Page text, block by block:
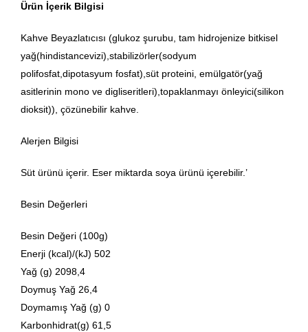
Ürün İçerik Bilgisi
Kahve Beyazlatıcısı (glukoz şurubu, tam hidrojenize bitkisel
yağ(hindistancevizi),stabilizörler(sodyum
polifosfat,dipotasyum fosfat),süt proteini, emülgatör(yağ
asitlerinin mono ve digliseritleri),topaklanmayı önleyici(silikon
dioksit)), çözünebilir kahve.
Alerjen Bilgisi
Süt ürünü içerir. Eser miktarda soya ürünü içerebilir.’
Besin Değerleri
Besin Değeri (100g)
Enerji (kcal)/(kJ) 502
Yağ (g) 2098,4
Doymuş Yağ 26,4
Doymamış Yağ (g) 0
Karbonhidrat(g) 61,5